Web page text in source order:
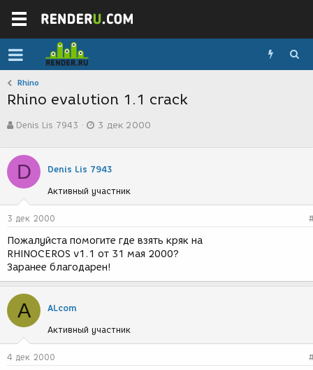
Rhino
Rhino evalution 1.1 crack
в
о
р
т
е
м
ы
Denis Lis 7943
а
с
з
д
и
я
3 дек 2000
D Denis Lis 7943
Активный участник
3 дек 2000
Пожалуйста помогите где взять кряк на
RHINOCEROS v1.1 от 31 мая 2000?
Заранее благодарен!
A ALcom
Активный участник
4 дек 2000